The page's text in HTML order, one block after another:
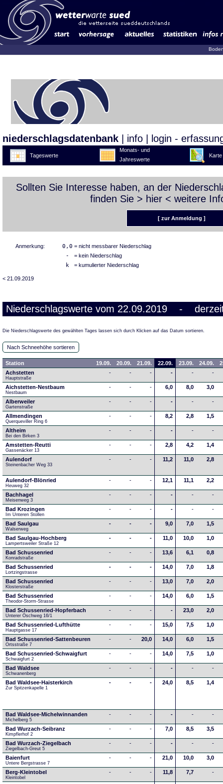
niederschlagsdatenbank info login -
Tageswerte
Monats- und
Jahreswerte
Karte
Sollten Sie Interesse haben, an der
finden Sie > hier < weitere
[ zur Anmeldung ]
Anmerkung: 0,0 = nicht messbarer Niederschlag
- = kein Niederschlag
k = kumulierter Niederschlag
< 21.09.2019
Niederschlagswerte vom 22.09.2019 -
Die Niederschlagswerte des gewählten Tages lassen sich durch Klicken auf das Datum sortieren.
Nach Schneehöhe sortieren
Station 19.09. 20.09. 21.09. 22.09. 23.09. 24.09.
Achstetten
Hauptstraße
- - - - - -
Aichstetten-Nestbaum
Nestbaum
- - - 6,0 8,0 3,0
Alberweiler
Gartenstraße
- - - - - -
Allmendingen
Querqueviller Ring 6
- - - 8,2 2,8 1,5
Altheim
Bei den Birken 3
- - - - - -
Amstetten-Reutti
Gassenäcker 13
- - - 2,8 4,2 1,4
Aulendorf
Steinenbacher Weg 33
- - - 11,2 11,0 2,8
Aulendorf-Blönried
Heuweg 32
- - - 12,1 11,1 2,2
Bachhagel
Meisenweg 3
- - - - - -
Bad Krozingen
Im Unteren Stollen
- - - - - -
Bad Saulgau
Walserweg
- - - 9,0 7,0 1,5
Bad Saulgau-Hochberg
Lampertsweiler Straße 12
- - - 11,0 10,0 1,0
Bad Schussenried
Konradstraße
- - - 13,6 6,1 0,8
Bad Schussenried
Lortzingstrasse
- - - 14,0 7,0 1,8
Bad Schussenried
Klosterstraße
- - - 13,0 7,0 2,0
Bad Schussenried
Theodor-Storm-Strasse
- - - 14,0 6,0 1,5
Bad Schussenried-Hopferbach
Unterer Öschweg 16/1
- - - - 23,0 2,0
Bad Schussenried-Lufthütte
Hauptgasse 17
- - - 15,0 7,5 1,0
Bad Schussenried-Sattenbeuren
Ortsstraße 7
- - 20,0 14,0 6,0 1,5
Bad Schussenried-Schwaigfurt
Schwaigfurt 2
- - - 14,0 7,5 1,0
Bad Waldsee
Schwanenberg
- - - - - -
Bad Waldsee-Haisterkirch
Zur Spitzenkapelle 1
- - - 24,0 8,5 1,4
Bad Waldsee-Michelwinnanden
Michelberg 5
- - - - - -
Bad Wurzach-Seibranz
Kimpflerhof 2
- - - 7,0 8,5 3,5
Bad Wurzach-Ziegelbach
Ziegelbach-Greut 5
- - - - - -
Baienfurt
Untere Bergstrasse 7
- - - 21,0 10,0 3,0
Berg-Kleintobel
Kleintobel
- - - 11,8 7,7 -